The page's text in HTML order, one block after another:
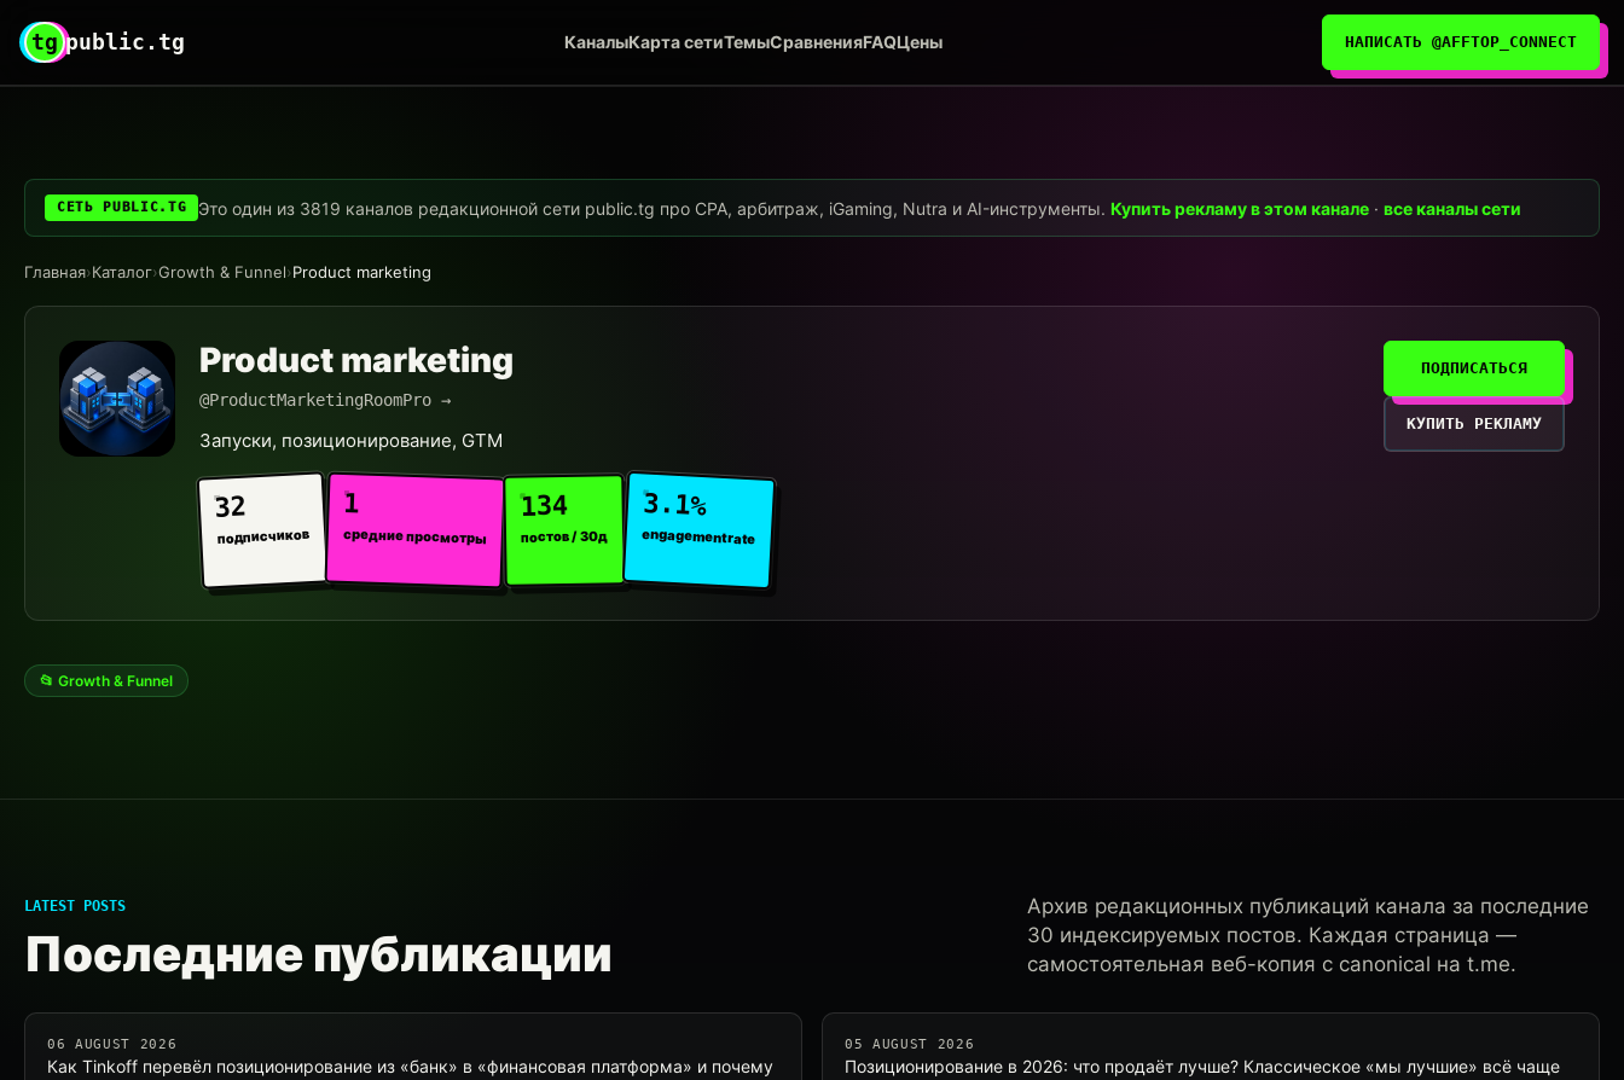
tg public.tg КаналыКарта сетиТемыСравненияFAQЦены НАПИСАТЬ @AFFTOP_CONNECT
СЕТЬ PUBLIC.TG Это один из 3819 каналов редакционной сети public.tg про CPA, арбитраж, iGaming, Nutra и AI-инструменты.Купить рекламу в этом канале ·все каналы сети
Главная›Каталог›Growth & Funnel›Product marketing
Product marketing
@ProductMarketingRoomPro →
Запуски, позиционирование, GTM
32
подписчиков
1
средние просмотры
134
постов / 30д
3.1%
engagement rate
ПОДПИСАТЬСЯ
КУПИТЬ РЕКЛАМУ
📂 Growth & Funnel
LATEST POSTS
Последние публикации
Архив редакционных публикаций канала за последние
30 индексируемых постов. Каждая страница —
самостоятельная веб-копия с canonical на t.me.
06 AUGUST 2026
Как Tinkoff перевёл позиционирование из «банк» в «финансовая платформа» и почему
05 AUGUST 2026
Позиционирование в 2026: что продаёт лучше? Классическое «мы лучшие» всё чаще